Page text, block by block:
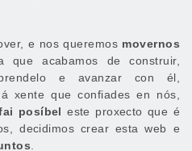
e nos queremos movernos
acabamos de construir,
e avanzar con él,
á xente que confiades en nós,
posíbel este proxecto que é
decidimos crear esta web e